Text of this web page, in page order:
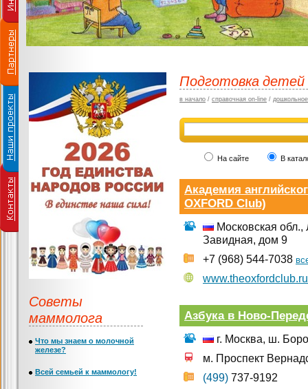
Подготовка детей
в начало / справочная on-line /
На сайте В
Академия
OXFORD Club)
Московская обл.,
Завидная, дом 9
+7 (968) 544-7038
www.theoxfordclub.ru
Азбука в Ново-
г. Москва, ш.
м. Проспект
(499) 737-9192
Советы
маммолога
Что мы знаем о молочной
железе?
Всей семьей к маммологу!